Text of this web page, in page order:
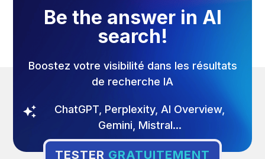
Be the answer in AI
search!
Boostez votre visibilité dans les résultats
de recherche IA
ChatGPT, Perplexity, AI Overview,
Gemini, Mistral...
TESTER GRATUITEMENT